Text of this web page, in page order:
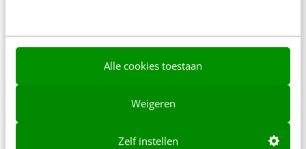
Alle cookies toestaan
Weigeren
Zelf instellen
Klantcontact & CX